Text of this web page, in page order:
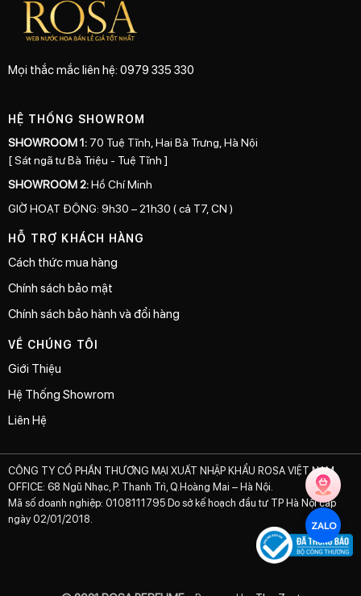
ZALO
Mọi thắc mắc liên hệ: 0979 335 330
HỆ THỐNG SHOWROM
SHOWROOM 1: 70 Tuệ Tĩnh, Hai Bà Trưng, Hà Nội
[ Sát ngã tư Bà Triệu - Tuệ Tĩnh ]
SHOWROOM 2:Hồ Chí Minh
GIỜ HOẠT ĐỘNG: 9h30 – 21h30 ( cả T7, CN )
HỖ TRỢ KHÁCH HÀNG
Cách thức mua hàng
Chính sách bảo mật
Chính sách bảo hành và đổi hàng
VỀ CHÚNG TÔI
Giới Thiệu
Hệ Thống Showrom
Liên Hệ
CÔNG TY CỔ PHẦN THƯƠNG MẠI XUẤT NHẬP KHẨU ROSA VIỆT NAM
OFFICE: 68 Ngũ Nhạc, P. Thanh Trì, Q.Hoàng Mai – Hà Nội.
Mã số doanh nghiệp: 0108111795 Do sở kế hoạch đầu tư TP Hà Nội cấp
ngày 02/01/2018.